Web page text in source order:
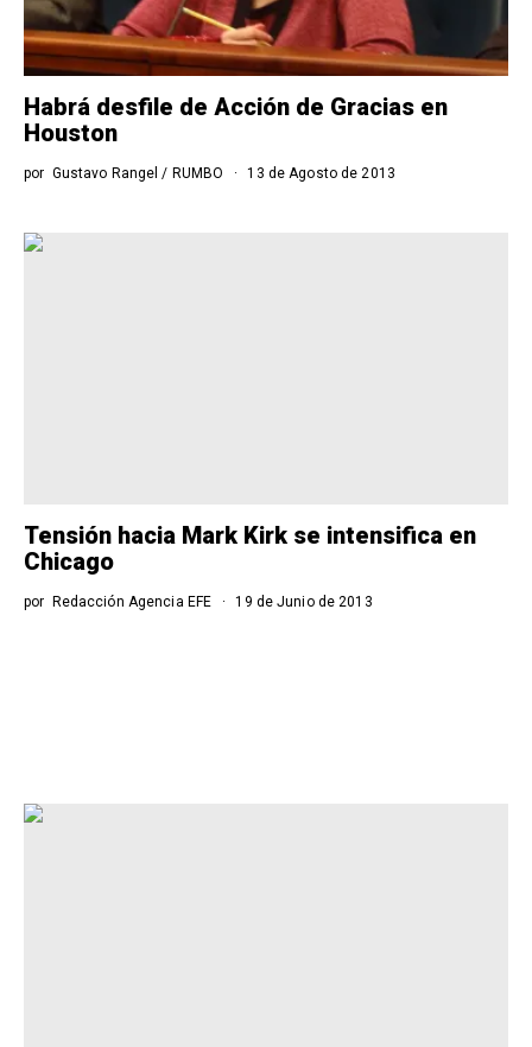
Habrá desfile de Acción de Gracias en
Houston
por Gustavo Rangel / RUMBO 13 de Agosto de 2013
Tensión hacia Mark Kirk se intensifica en
Chicago
por Redacción Agencia EFE 19 de Junio de 2013